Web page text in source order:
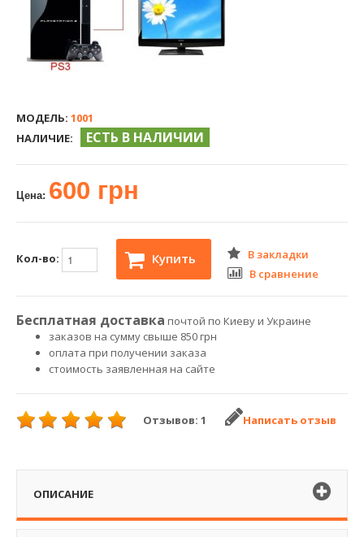
МОДЕЛЬ: 1001
НАЛИЧИЕ:
ЕСТЬ В НАЛИЧИИ
Цена: 600 грн
Кол-во: Купить
В закладки
В сравнение
Бесплатная доставка почтой по Киеву и Украине
заказов на сумму свыше 850 грн
оплата при получении заказа
стоимость заявленная на сайте
Отзывов: 1 Написать отзыв
ОПИСАНИЕ